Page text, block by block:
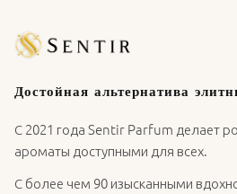
Достойная альтернатива
С 2021 года Sentir Parfum делает
ароматы доступными для всех.
С более чем 90 изысканными